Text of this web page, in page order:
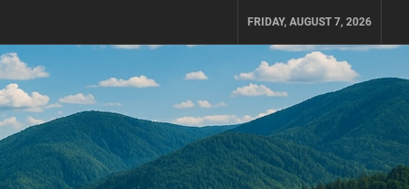
FRIDAY, AUGUST 7, 2026